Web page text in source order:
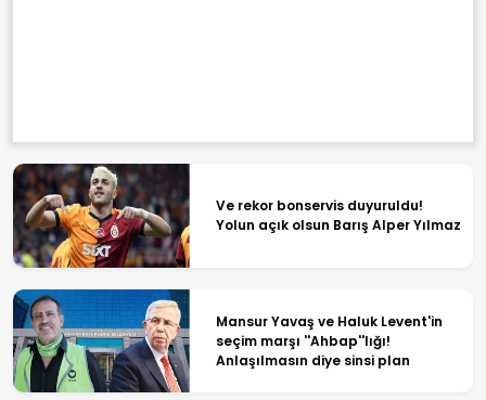
Ve rekor bonservis duyuruldu!
Yolun açık olsun Barış Alper Yılmaz
Mansur Yavaş ve Haluk Levent'in
seçim marşı ''Ahbap''lığı!
Anlaşılmasın diye sinsi plan